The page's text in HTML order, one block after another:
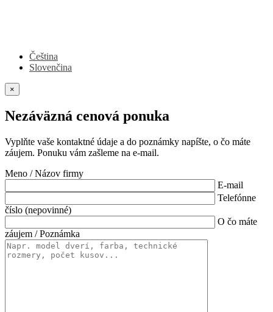
Čeština
Slovenčina
×
Nezáväzná cenová ponuka
Vyplňte vaše kontaktné údaje a do poznámky napíšte, o čo máte
záujem. Ponuku vám zašleme na e-mail.
Meno / Názov firmy
E-mail
Telefónne
číslo (nepovinné)
O čo máte
záujem / Poznámka